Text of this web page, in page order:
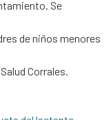
Se
de niños menores
Corrales.